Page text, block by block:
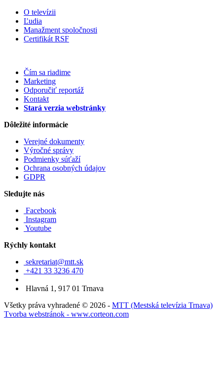
O televízii
Ľudia
Manažment spoločnosti
Certifikát RSF
Čím sa riadime
Marketing
Odporučiť reportáž
Kontakt
Stará verzia webstránky
Dôležité informácie
Verejné dokumenty
Výročné správy
Podmienky súťaží
Ochrana osobných údajov
GDPR
Sledujte nás
Facebook
Instagram
Youtube
Rýchly kontakt
sekretariat@mtt.sk
+421 33 3236 470
Hlavná 1, 917 01 Trnava
Všetky práva vyhradené © 2026 - MTT (Mestská televízia Trnava)
Tvorba webstránok - www.corteon.com